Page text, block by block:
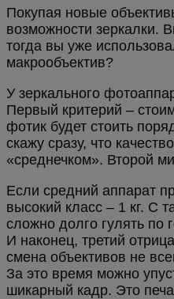
Покупая новые
возможности зеркалки.
тогда вы уже
макрообъектив?
У зеркального
Первый критерий –
фотик будет стоить
скажу сразу, что
«среднечком». Второй
Если средний аппарат
высокий класс – 1 кг. С
сложно долго гулять по
И наконец, третий
смена объективов не
За это время можно
шикарный кадр. Это